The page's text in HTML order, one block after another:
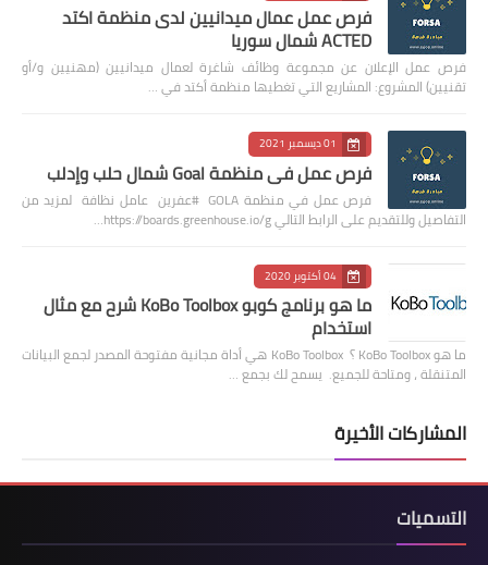
فرص عمل عمال ميدانيين لدى منظمة اكتد
ACTED شمال سوريا
فرص عمل الإعلان عن مجموعة وظائف شاغرة لعمال ميدانيين (مهنيين و/أو
تقنيين) المشروع: المشاريع التي تغطيها منظمة أكتد في …
01 ديسمبر 2021
فرص عمل في منظمة Goal شمال حلب وإدلب
فرص عمل في منظمة GOLA #عفرين عامل نظافة لمزيد من
التفاصيل وللتقديم على الرابط التالي https://boards.greenhouse.io/g…
04 أكتوبر 2020
ما هو برنامج كوبو KoBo Toolbox شرح مع مثال
استخدام
ما هو KoBo Toolbox ؟ KoBo Toolbox هي أداة مجانية مفتوحة المصدر لجمع البيانات
المتنقلة ، ومتاحة للجميع. يسمح لك بجمع …
المشاركات الأخيرة
التسميات